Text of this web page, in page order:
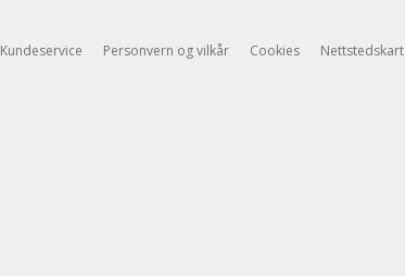
Kundeservice Personvern og vilkår Cookies Nettstedskart